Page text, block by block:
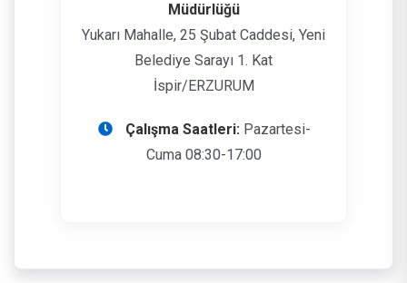
Müdürlüğü
Yukarı Mahalle, 25 Şubat Caddesi, Yeni
Belediye Sarayı 1. Kat
İspir/ERZURUM
Çalışma Saatleri: Pazartesi-
Cuma 08:30-17:00